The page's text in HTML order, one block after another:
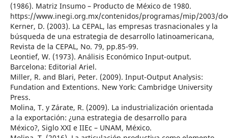
(1986). Matriz Insumo – Producto de México de 1980.
https://www.inegi.org.mx/contenidos/programas/mip/2003/
Kerner, D. (2003). La CEPAL, las empresas trasnacionales y la
búsqueda de una estrategia de desarrollo latinoamericana,
Revista de la CEPAL, No. 79, pp.85-99.
Leontief, W. (1973). Análisis Económico Input-output.
Barcelona: Editorial Ariel.
Miller, R. and Blari, Peter. (2009). Input-Output Analysis:
Fundation and Extentions. New York: Cambridge University
Press.
Molina, T. y Zárate, R. (2009). La industrialización orientada
a la exportación: ¿una estrategia de desarrollo para
México?, Siglo XXI e IIEc – UNAM, México.